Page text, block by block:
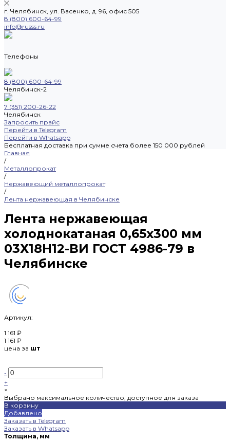
г. Челябинск, ул. Васенко, д. 96, офис 505
8 (800) 600-64-99
info@russs.ru
Телефоны
8 (800) 600-64-99
Челябинск-2
7 (351) 200-26-22
Челябинск
Запросить прайс
Перейти в Telegram
Перейти в Whatsapp
Бесплатная доставка при сумме счета более 150 000 рублей
Главная
/
Металлопрокат
/
Нержавеющий металлопрокат
/
Лента нержавеющая в Челябинске
Лента нержавеющая
холоднокатаная 0,65х300 мм
03Х18Н12-ВИ ГОСТ 4986-79 в
Челябинске
Артикул:
1 161 ₽
1 161 ₽
цена за шт
-
+
×
Выбрано максимальное количество, доступное для заказа
В корзину
Добавлено
Заказать в Telegram
Заказать в Whatsapp
Толщина, мм